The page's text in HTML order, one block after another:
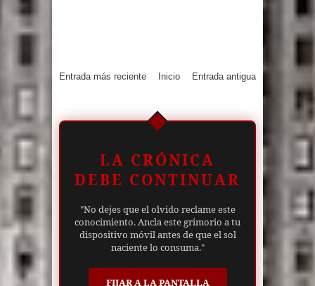
Entrada más reciente Entrada antigua
Inicio
LA CRÓNICA
DEBE CONTINUAR
"No dejes que el olvido reclame este
conocimiento. Ancla este grimorio a tu
dispositivo móvil antes de que el sol
naciente lo consuma."
FIJAR A LA PANTALLA